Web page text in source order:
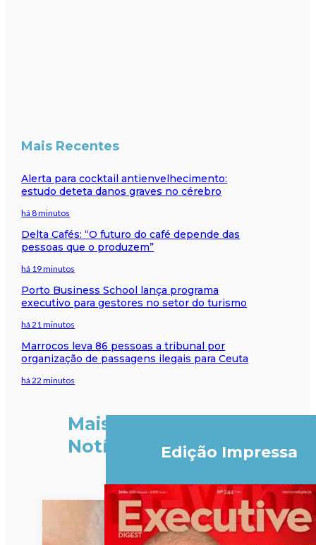
Mais Recentes
Alerta para cocktail antienvelhecimento:
estudo deteta danos graves no cérebro
há 8 minutos
Delta Cafés: “O futuro do café depende das
pessoas que o produzem”
há 19 minutos
Porto Business School lança programa
executivo para gestores no setor do turismo
há 21 minutos
Marrocos leva 86 pessoas a tribunal por
organização de passagens ilegais para Ceuta
há 22 minutos
Mais
Notícias
Edição Impressa